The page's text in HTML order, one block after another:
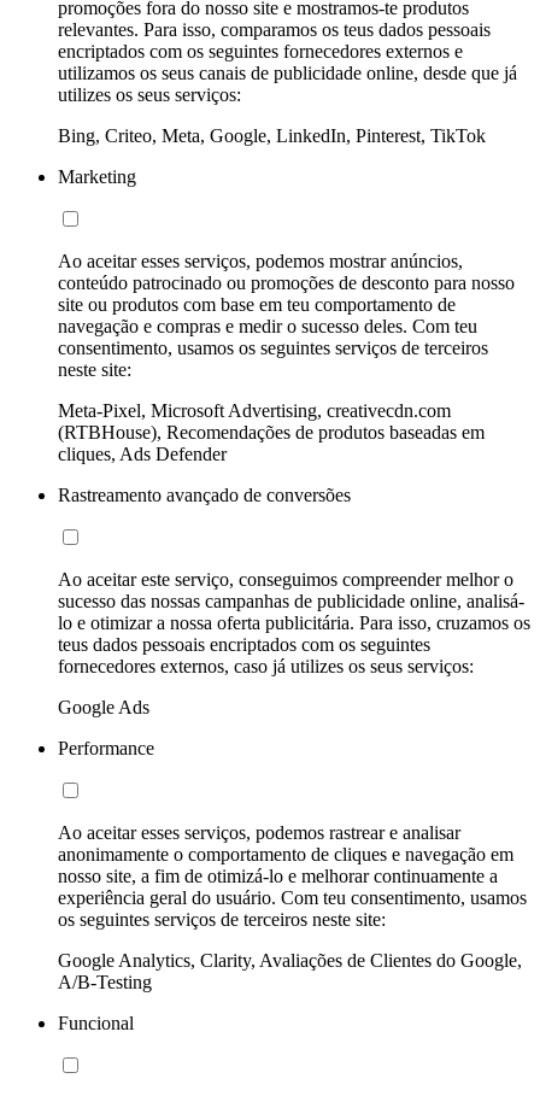
promoções fora do nosso site e mostramos-te produtos
relevantes. Para isso, comparamos os teus dados pessoais
encriptados com os seguintes fornecedores externos e
utilizamos os seus canais de publicidade online, desde que já
utilizes os seus serviços:
Bing, Criteo, Meta, Google, LinkedIn, Pinterest, TikTok
Marketing
Ao aceitar esses serviços, podemos mostrar anúncios,
conteúdo patrocinado ou promoções de desconto para nosso
site ou produtos com base em teu comportamento de
navegação e compras e medir o sucesso deles. Com teu
consentimento, usamos os seguintes serviços de terceiros
neste site:
Meta-Pixel, Microsoft Advertising, creativecdn.com
(RTBHouse), Recomendações de produtos baseadas em
cliques, Ads Defender
Rastreamento avançado de conversões
Ao aceitar este serviço, conseguimos compreender melhor o
sucesso das nossas campanhas de publicidade online, analisá-
lo e otimizar a nossa oferta publicitária. Para isso, cruzamos os
teus dados pessoais encriptados com os seguintes
fornecedores externos, caso já utilizes os seus serviços:
Google Ads
Performance
Ao aceitar esses serviços, podemos rastrear e analisar
anonimamente o comportamento de cliques e navegação em
nosso site, a fim de otimizá-lo e melhorar continuamente a
experiência geral do usuário. Com teu consentimento, usamos
os seguintes serviços de terceiros neste site:
Google Analytics, Clarity, Avaliações de Clientes do Google,
A/B-Testing
Funcional